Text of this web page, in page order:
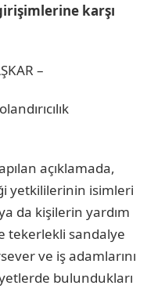
karşı
–
açıklamada,
yetkililerinin isimleri
da kişilerin yardım
tekerlekli sandalye
ve iş adamlarını
bulundukları